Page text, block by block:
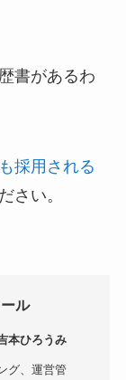
書があるわ
採用される
さい。
ル
本ひろうみ
グ、運営管